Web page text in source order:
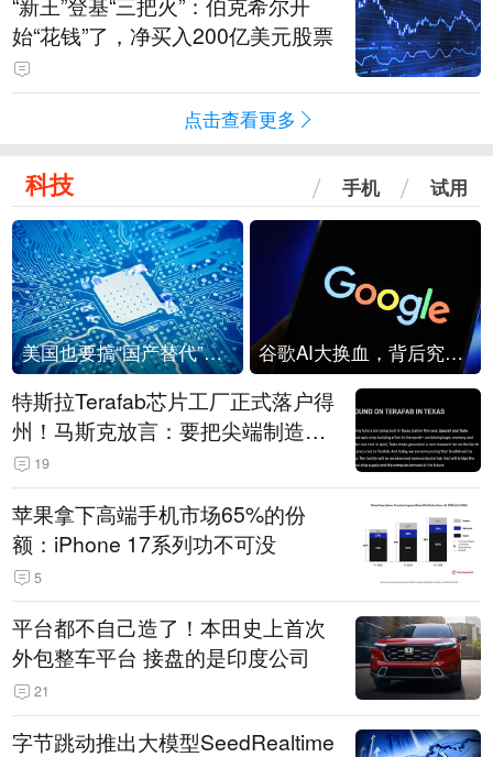
始“花钱”了，净买入200亿美元股票
点击查看更多
科技 手机 试用
美国也要搞“国产替代”？先算清三笔账 谷歌AI大换血，背后究竟发生了什么？
特斯拉Terafab芯片工厂正式落户得
州！马斯克放言：要把尖端制造带
回美国
19
苹果拿下高端手机市场65%的份
额：iPhone 17系列功不可没
5
平台都不自己造了！本田史上首次
外包整车平台 接盘的是印度公司
21
字节跳动推出大模型SeedRealtime